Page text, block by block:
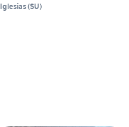
Iglesias(SU)